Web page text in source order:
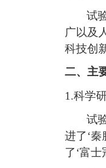
试
广以及
科技创
二、主
1.科学
试
进了‘秦
了‘富士